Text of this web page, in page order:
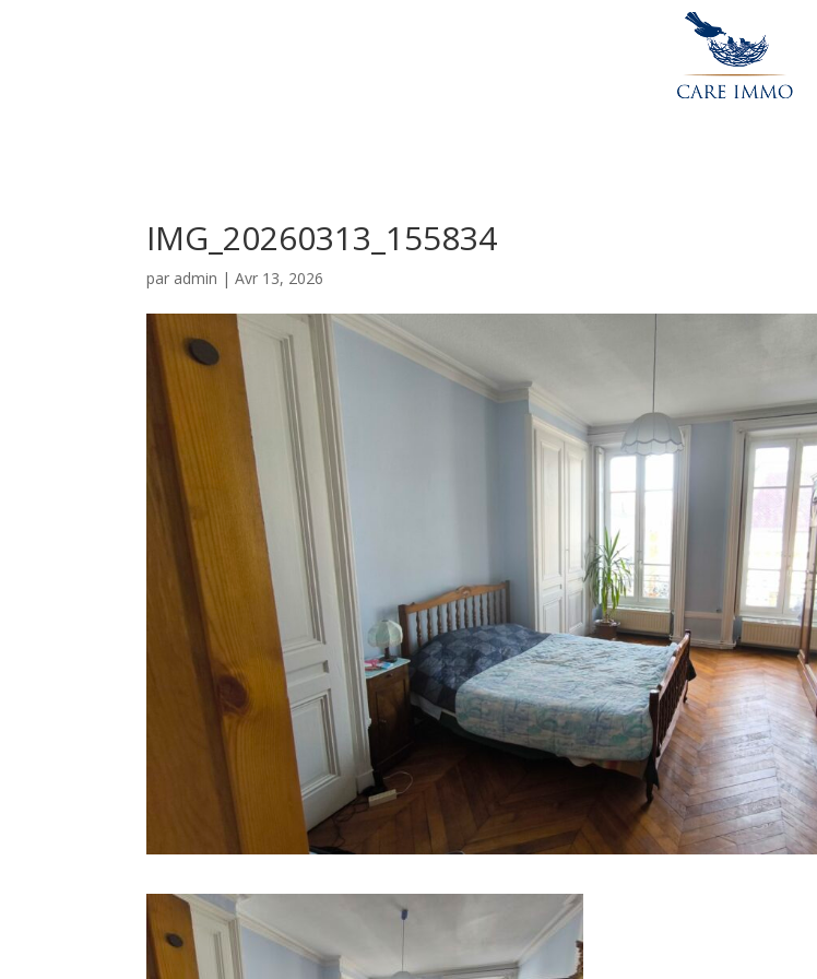
IMG_20260313_155834
par admin |Avr 13, 2026